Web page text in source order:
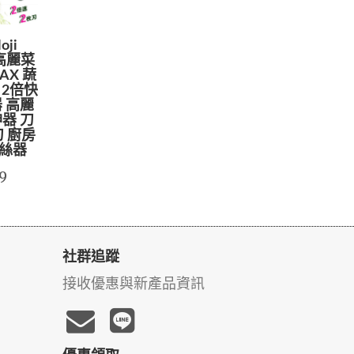
麗菜
蔬
倍快
高麗
刀
廚房
器
社群追蹤
接收優惠與新產品資訊